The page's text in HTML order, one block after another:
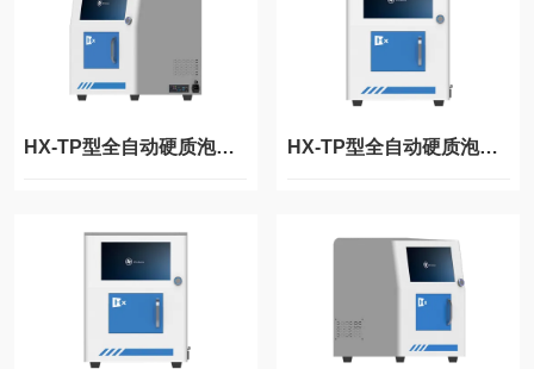
HX-TP型全自动硬质泡沫开闭孔率分析仪 HX-TP型全自动硬质泡沫开闭孔率检测仪